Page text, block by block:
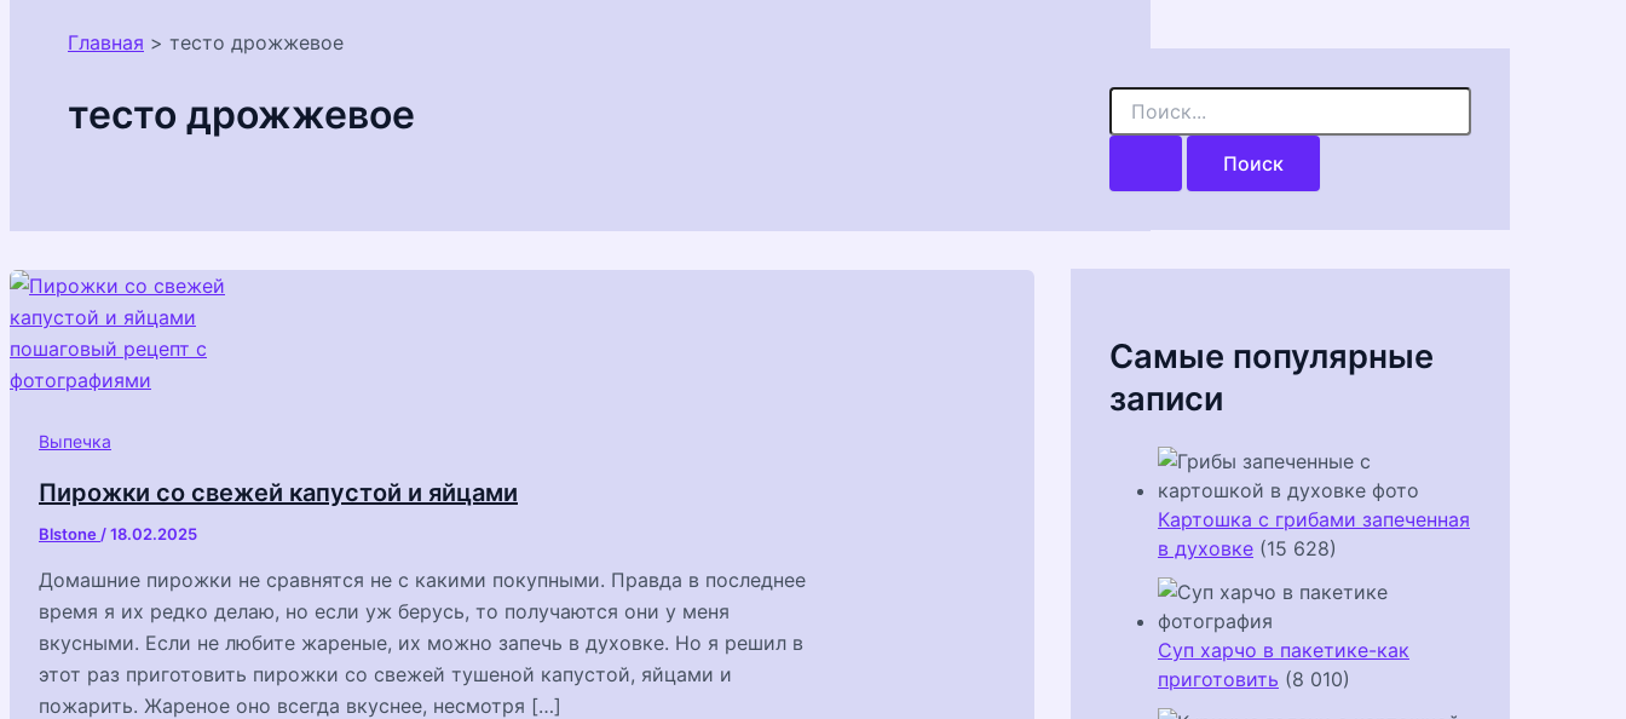
Главная тесто дрожжевое
тесто дрожжевое
Выпечка
Пирожки со свежей капустой и яйцами
Blstone /18.02.2025
Домашние пирожки не сравнятся не с какими покупными. Правда в последнее
время я их редко делаю, но если уж берусь, то получаются они у меня
вкусными. Если не любите жареные, их можно запечь в духовке. Но я решил в
этот раз приготовить пирожки со свежей тушеной капустой, яйцами и
пожарить. Жареное оно всегда вкуснее, несмотря […]
П
и
к
Самые популярные
записи
Картошка с грибами запеченная
в духовке (15 628)
Суп харчо в пакетике-как
приготовить (8 010)